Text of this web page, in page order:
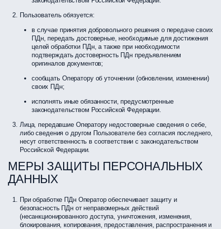
Пользователь обязуется:
в случае принятия добровольного решения о передаче своих
ПДн, передать достоверные, необходимые для достижения
целей обработки ПДн, а также при необходимости
подтверждать достоверность ПДн предъявлением
оригиналов документов;
сообщать Оператору об уточнении (обновлении, изменении)
своих ПДн;
исполнять иные обязанности, предусмотренные
законодательством Российской Федерации.
Лица, передавшие Оператору недостоверные сведения о себе,
либо сведения о другом Пользователе без согласия последнего,
несут ответственность в соответствии с законодательством
Российской Федерации.
МЕРЫ ЗАЩИТЫ ПЕРСОНАЛЬНЫХ
ДАННЫХ
При обработке ПДн Оператор обеспечивает защиту и
безопасность ПДн от неправомерных действий
(несанкционированного доступа, уничтожения, изменения,
блокирования, копирования, предоставления, распространения и